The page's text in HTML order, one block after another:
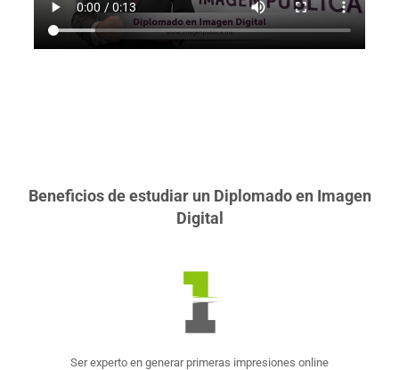
Beneficios de estudiar un Diplomado en Imagen
Digital
Ser experto en generar primeras impresiones online